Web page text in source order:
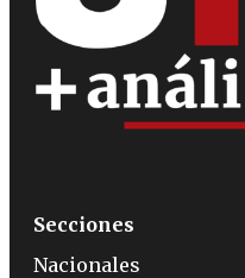
Secciones
Nacionales